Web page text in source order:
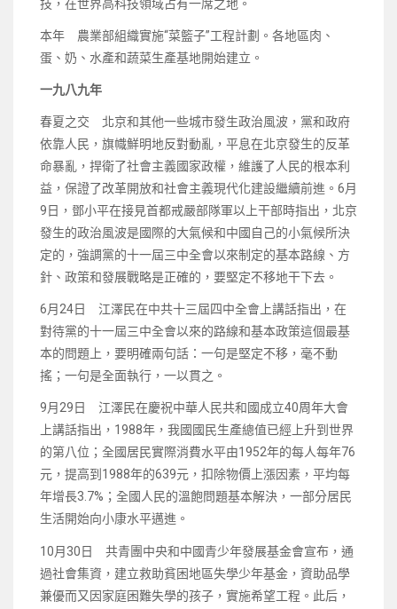
技，在世界高科技領域占有一席之地。
本年 農業部組織實施“菜籃子”工程計劃。各地區肉、
蛋、奶、水產和蔬菜生產基地開始建立。
一九八九年
春夏之交 北京和其他一些城市發生政治風波，黨和政府
依靠人民，旗幟鮮明地反對動亂，平息在北京發生的反革
命暴亂，捍衛了社會主義國家政權，維護了人民的根本利
益，保證了改革開放和社會主義現代化建設繼續前進。6月
9日，鄧小平在接見首都戒嚴部隊軍以上干部時指出，北京
發生的政治風波是國際的大氣候和中國自己的小氣候所決
定的，強調黨的十一屆三中全會以來制定的基本路線、方
針、政策和發展戰略是正確的，要堅定不移地干下去。
6月24日 江澤民在中共十三屆四中全會上講話指出，在
對待黨的十一屆三中全會以來的路線和基本政策這個最基
本的問題上，要明確兩句話：一句是堅定不移，毫不動
搖；一句是全面執行，一以貫之。
9月29日 江澤民在慶祝中華人民共和國成立40周年大會
上講話指出，1988年，我國國民生產總值已經上升到世界
的第八位；全國居民實際消費水平由1952年的每人每年76
元，提高到1988年的639元，扣除物價上漲因素，平均每
年增長3.7%；全國人民的溫飽問題基本解決，一部分居民
生活開始向小康水平邁進。
10月30日 共青團中央和中國青少年發展基金會宣布，通
過社會集資，建立救助貧困地區失學少年基金，資助品學
兼優而又因家庭困難失學的孩子，實施希望工程。此后，